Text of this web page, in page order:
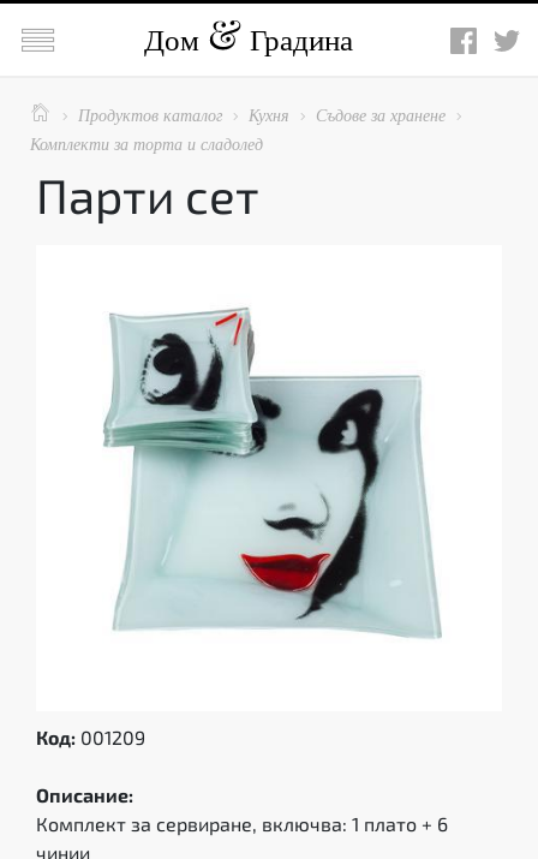
 Дом Градина
  Продуктов каталог  Кухня  Съдове за хранене 
Комплекти за торта и сладолед
Парти сет
Код: 001209
Описание:
Комплект за сервиране, включва: 1 плато + 6
чинии